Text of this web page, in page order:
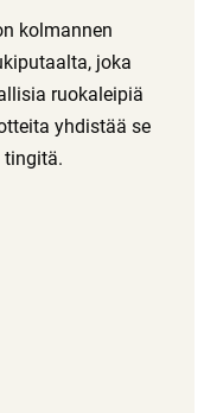
kolmannen
joka
ruokaleipiä
yhdistää se
tingitä.